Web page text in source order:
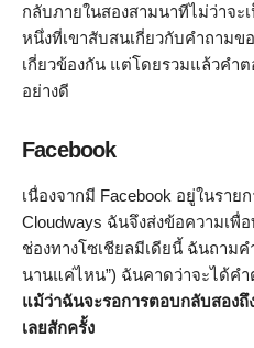
กลับภายในสองสามนาทีไม่ว่าจะ
หนึ่งที่เขาสับสนเกี่ยวกับคำถาม
เกี่ยวข้องกัน แต่โดยรวมแล้วคำ
อย่างดี
Facebook
เนื่องจากมี Facebook อยู่ในราย
Cloudways ฉันจึงส่งข้อความเ
ช่องทางโซเชียลมีเดียนี้ ฉันถามค
นานแค่ไหน”) ฉันคาดว่าจะได้คำ
แม้ว่าฉันจะรอการตอบกลับสอง
เลยสักครั้ง